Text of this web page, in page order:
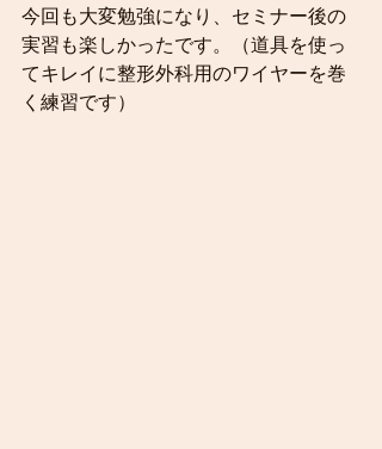
今回も大変勉強になり、セミナー後の
実習も楽しかったです。（道具を使っ
てキレイに整形外科用のワイヤーを巻
く練習です）